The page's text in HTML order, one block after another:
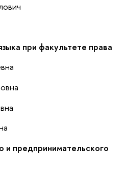
при факультете права
предпринимательского